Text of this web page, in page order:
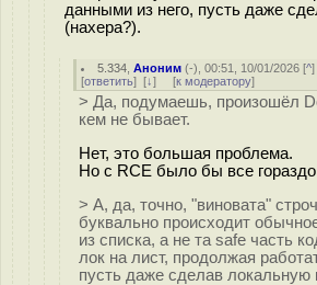
данными из него, пусть даже
(нахера?).
5.334 ,Аноним (-), 00:51, 10/01/2026 [^]
[ответить] [↓] [к модератору]
> Да, подумаешь, произошёл
кем не бывает.
Нет, это большая проблема.
Но с RCE было бы все
> А, да, точно, "виновата"
буквально происходит
из списка, а не та safe часть
лок на лист, продолжая
пусть даже сделав локальную